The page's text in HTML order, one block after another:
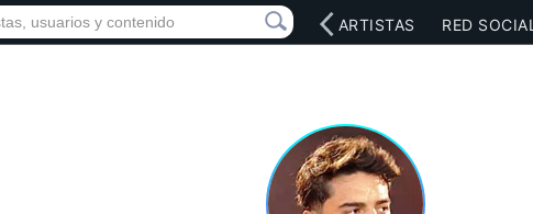
INICIO ARTISTAS RED SOCIAL